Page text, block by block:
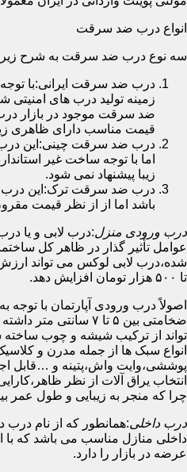
انواع درب ضد سرقت
سه نوع درب ضد سرقت به شرح زیر
درب ضد سرقت ایرانی:با
زمینه تولید درب های
ضد سرقت موجود در بازار درب
قیمت مناسب دارای ظاهری
درب ضد سرقت چینی:این
اما با توجه ساخت غیر
زیبا پیشنهاد نمی شود.
درب ضد سرقت ترک:این درب
باشد اما از از نظر قیمت
درب ورودی منزل:درب لابی و یا
عوامل تأثیر گذار در ظاهر کل
تا ۵۰۰ هزار تومان افزایش دهد.
اصولاً درب ورودی آپارتمان با توجه
ضخامتی بین ۵ تا ۷
تواند از ترکیب شیشه و چوب ساخته
انواع سبک ها از جمله مدرن و
پوششی،وایت واش،پتینه و …قابل
انتخاب یراق آلات از نظر
چرا که منجر به زیبایی و طول عمر
درب داخلی:همانطور که از نام
داخلی منازل مناسب می باشد که با
عرضه در بازار را دارد.